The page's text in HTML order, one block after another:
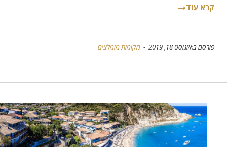
קרא עוד
פורסם ב:אוגוסט 18, 2019 - מקומות מומלצים